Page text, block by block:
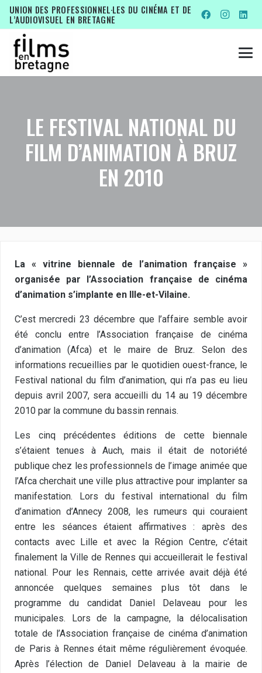
UNION DES PROFESSIONNEL·LES DU CINÉMA ET DE
L’AUDIOVISUEL EN BRETAGNE
LE FESTIVAL NATIONAL DU
FILM D’ANIMATION À BRUZ
EN 2010
La « vitrine biennale de l’animation française »
organisée par l’Association française de cinéma
d’animation s’implante en Ille-et-Vilaine.
C’est mercredi 23 décembre que l’affaire semble avoir
été conclu entre l’Association française de cinéma
d’animation (Afca) et le maire de Bruz. Selon des
informations recueillies par le quotidien ouest-france, le
Festival national du film d’animation, qui n’a pas eu lieu
depuis avril 2007, sera accueilli du 14 au 19 décembre
2010 par la commune du bassin rennais.
Les cinq précédentes éditions de cette biennale
s’étaient tenues à Auch, mais il était de notoriété
publique chez les professionnels de l’image animée que
l’Afca cherchait une ville plus attractive pour implanter sa
manifestation. Lors du festival international du film
d’animation d’Annecy 2008, les rumeurs qui couraient
entre les séances étaient affirmatives : après des
contacts avec Lille et avec la Région Centre, c’était
finalement la Ville de Rennes qui accueillerait le festival
national. Pour les Rennais, cette arrivée avait déjà été
annoncée quelques semaines plus tôt dans le
programme du candidat Daniel Delaveau pour les
municipales. Lors de la campagne, la délocalisation
totale de l’Association française de cinéma d’animation
de Paris à Rennes était même régulièrement évoquée.
Après l’élection de Daniel Delaveau à la mairie de